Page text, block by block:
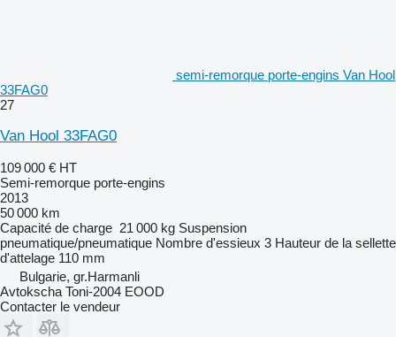
semi-remorque porte-engins Van Hool
33FAG0
27
Van Hool 33FAG0
109 000 € HT
Semi-remorque porte-engins
2013
50 000 km
Capacité de charge 21 000 kg Suspension
pneumatique/pneumatique Nombre d'essieux 3 Hauteur de la sellette
d'attelage 110 mm
Bulgarie, gr.Harmanli
Avtokscha Toni-2004 EOOD
Contacter le vendeur